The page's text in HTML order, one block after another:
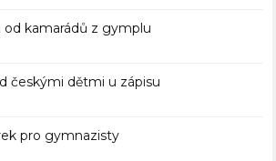
kamarádů z gymplu
českými dětmi u zápisu
pro gymnazisty